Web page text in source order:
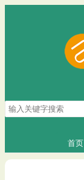
搜
索
字
首页